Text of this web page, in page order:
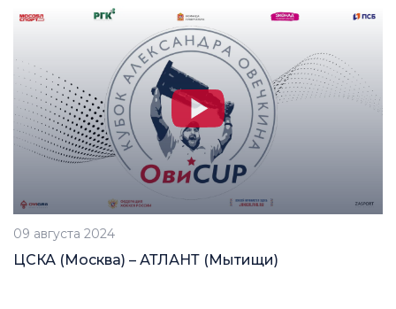
09 августа 2024
ЦСКА (Москва) – АТЛАНТ (Мытищи)